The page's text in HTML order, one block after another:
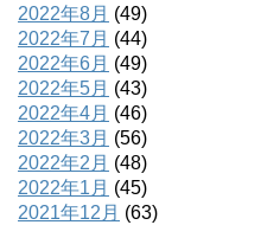
2022年8月 (49)
2022年7月 (44)
2022年6月 (49)
2022年5月 (43)
2022年4月 (46)
2022年3月 (56)
2022年2月 (48)
2022年1月 (45)
2021年12月 (63)